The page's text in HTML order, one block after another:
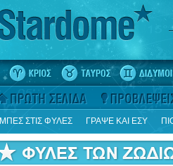
ΜΠΕΣ ΣΤΙΣ ΦΥΛΕΣ ΓΡΑΨΕ ΚΑΙ ΕΣΥ